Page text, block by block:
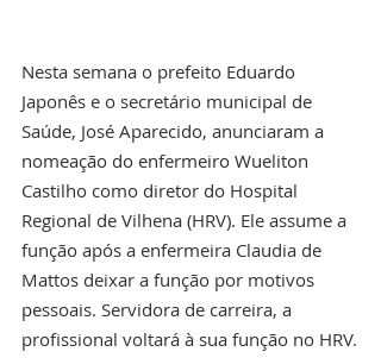
Nesta semana o prefeito Eduardo
Japonês e o secretário municipal de
Saúde, José Aparecido, anunciaram a
nomeação do enfermeiro Wueliton
Castilho como diretor do Hospital
Regional de Vilhena (HRV). Ele assume a
função após a enfermeira Claudia de
Mattos deixar a função por motivos
pessoais. Servidora de carreira, a
profissional voltará à sua função no HRV.